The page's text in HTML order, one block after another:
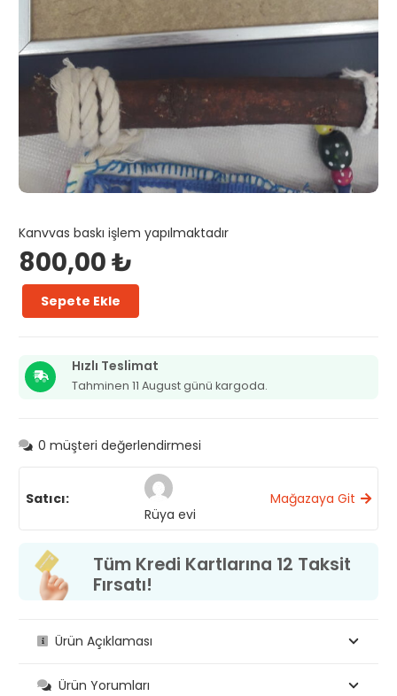
Kanvvas baskı işlem yapılmaktadır
800,00₺
RüyaSepete Ekle
Hızlı Teslimat
Tahminen 11 August günü kargoda.
0 müşteri değerlendirmesi
Satıcı:
Rüya evi
Mağazaya Git
Tüm Kredi Kartlarına 12 Taksit
Fırsatı!
Ürün Açıklaması
Ürün Yorumları